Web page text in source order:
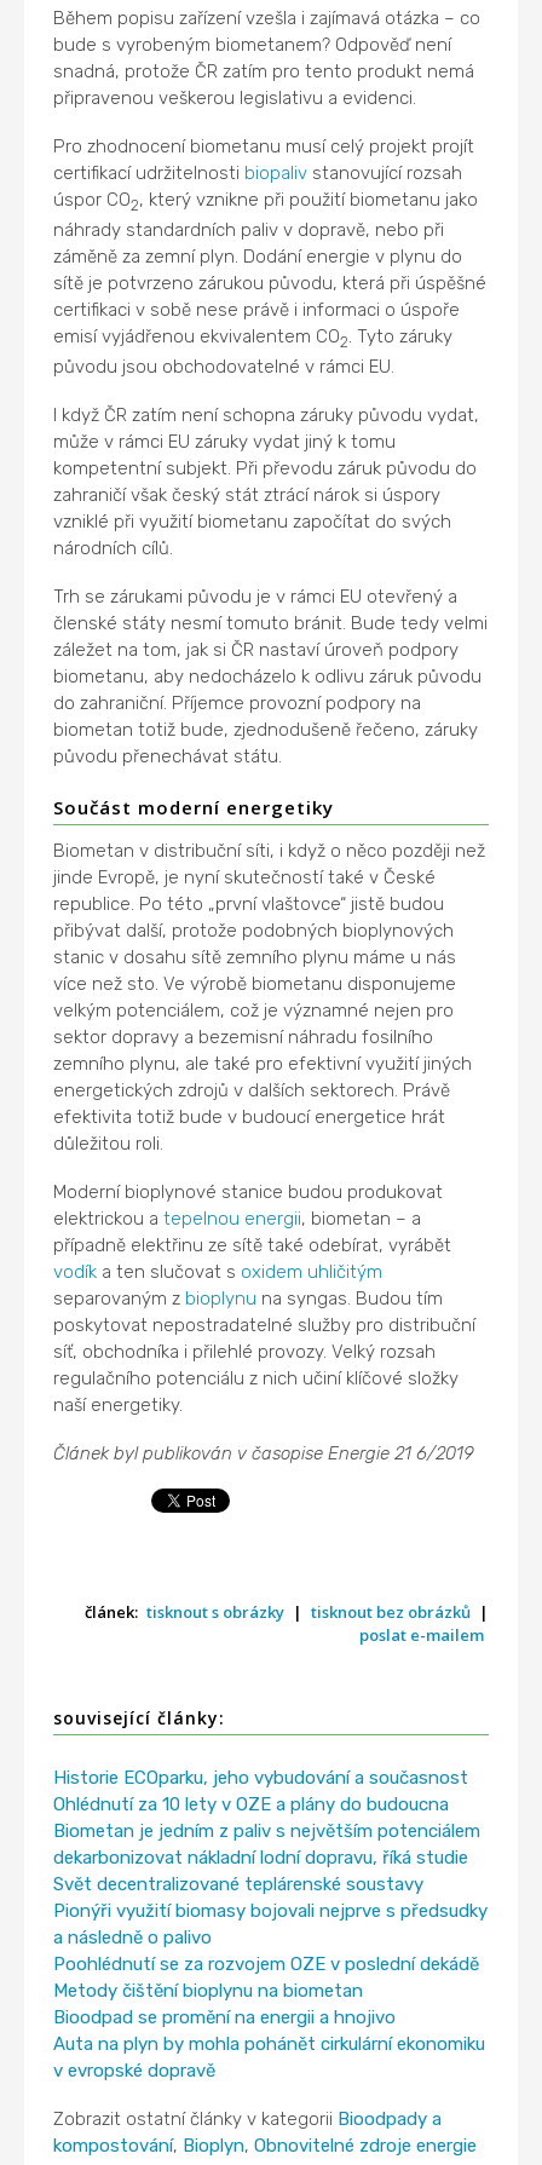
Během popisu zařízení vzešla i zajímavá otázka – co
bude s vyrobeným biometanem? Odpověď není
snadná, protože ČR zatím pro tento produkt nemá
připravenou veškerou legislativu a evidenci.
Pro zhodnocení biometanu musí celý projekt projít
certifikací udržitelnosti biopaliv stanovující rozsah
úspor CO2, který vznikne při použití biometanu jako
náhrady standardních paliv v dopravě, nebo při
záměně za zemní plyn. Dodání energie v plynu do
sítě je potvrzeno zárukou původu, která při úspěšné
certifikaci v sobě nese právě i informaci o úspoře
emisí vyjádřenou ekvivalentem CO2. Tyto záruky
původu jsou obchodovatelné v rámci EU.
I když ČR zatím není schopna záruky původu vydat,
může v rámci EU záruky vydat jiný k tomu
kompetentní subjekt. Při převodu záruk původu do
zahraničí však český stát ztrácí nárok si úspory
vzniklé při využití biometanu započítat do svých
národních cílů.
Trh se zárukami původu je v rámci EU otevřený a
členské státy nesmí tomuto bránit. Bude tedy velmi
záležet na tom, jak si ČR nastaví úroveň podpory
biometanu, aby nedocházelo k odlivu záruk původu
do zahraniční. Příjemce provozní podpory na
biometan totiž bude, zjednodušeně řečeno, záruky
původu přenechávat státu.
Součást moderní energetiky
Biometan v distribuční síti, i když o něco později než
jinde Evropě, je nyní skutečností také v České
republice. Po této „první vlaštovce“ jistě budou
přibývat další, protože podobných bioplynových
stanic v dosahu sítě zemního plynu máme u nás
více než sto. Ve výrobě biometanu disponujeme
velkým potenciálem, což je významné nejen pro
sektor dopravy a bezemisní náhradu fosilního
zemního plynu, ale také pro efektivní využití jiných
energetických zdrojů v dalších sektorech. Právě
efektivita totiž bude v budoucí energetice hrát
důležitou roli.
Moderní bioplynové stanice budou produkovat
elektrickou atepelnou energii, biometan – a
případně elektřinu ze sítě také odebírat, vyrábět
vodík a ten slučovat s oxidem uhličitým
separovaným z bioplynu na syngas. Budou tím
poskytovat nepostradatelné služby pro distribuční
síť, obchodníka i přilehlé provozy. Velký rozsah
regulačního potenciálu z nich učiní klíčové složky
naší energetiky.
Článek byl publikován v časopise Energie 21 6/2019
článek: tisknout s obrázky | tisknout bez obrázků |
poslat e-mailem
související články:
Historie ECOparku, jeho vybudování a současnost
Ohlédnutí za 10 lety v OZE a plány do budoucna
Biometan je jedním z paliv s největším potenciálem
dekarbonizovat nákladní lodní dopravu, říká studie
Svět decentralizované teplárenské soustavy
Pionýři využití biomasy bojovali nejprve s předsudky
a následně o palivo
Poohlédnutí se za rozvojem OZE v poslední dekádě
Metody čištění bioplynu na biometan
Bioodpad se promění na energii a hnojivo
Auta na plyn by mohla pohánět cirkulární ekonomiku
v evropské dopravě
Zobrazit ostatní články v kategorii Bioodpady a
kompostování, Bioplyn,Obnovitelné zdroje energie